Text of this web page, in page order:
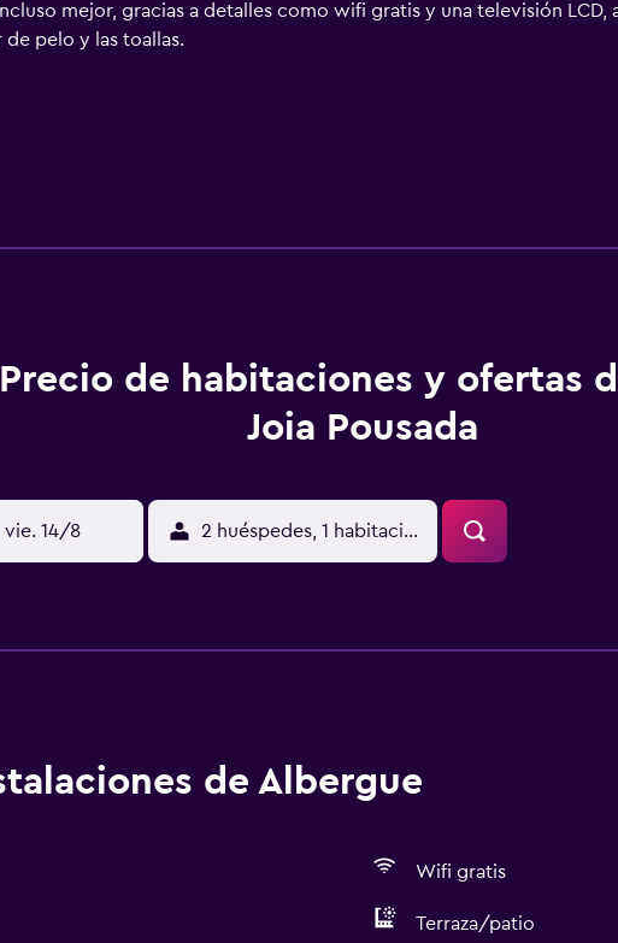
mejor, gracias a detalles como wifi gratis y una televisión LCD,
pelo y las toallas.
Precio de habitaciones y ofertas
Joia Pousada
vie. 14/8 2 huéspedes, 1 habitación
de Albergue
Wifi gratis
Terraza/patio